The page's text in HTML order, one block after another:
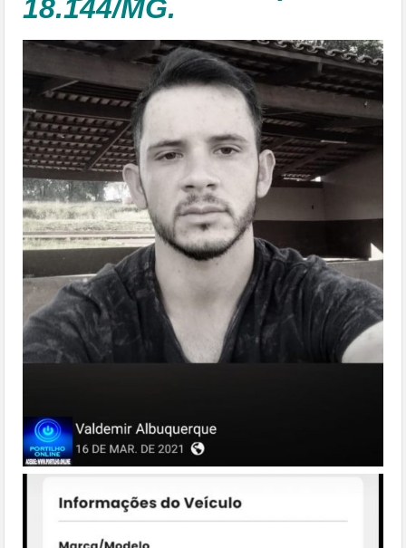
18.144/MG.